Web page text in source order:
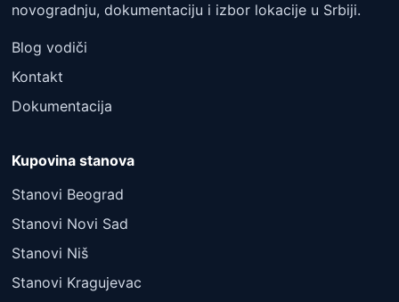
novogradnju, dokumentaciju i izbor lokacije u Srbiji.
Blog vodiči
Kontakt
Dokumentacija
Kupovina stanova
Stanovi Beograd
Stanovi Novi Sad
Stanovi Niš
Stanovi Kragujevac